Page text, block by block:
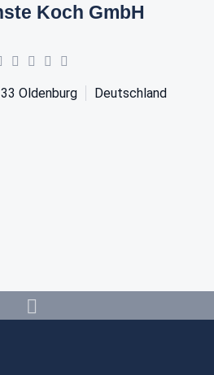
Koch GmbH
Oldenburg Deutschland